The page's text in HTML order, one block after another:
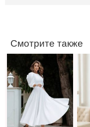
Смотрите также